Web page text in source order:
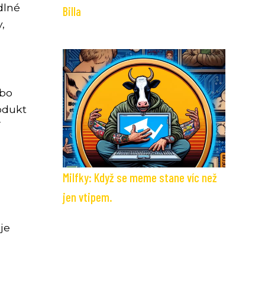
Billa
Milfky: Když se meme stane víc než
jen vtipem.